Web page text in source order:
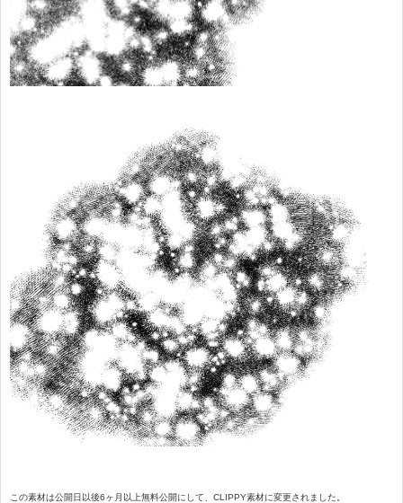
この素材は公開日以後6ヶ月以上無料公開にして、CLIPPY素材に変更されました。